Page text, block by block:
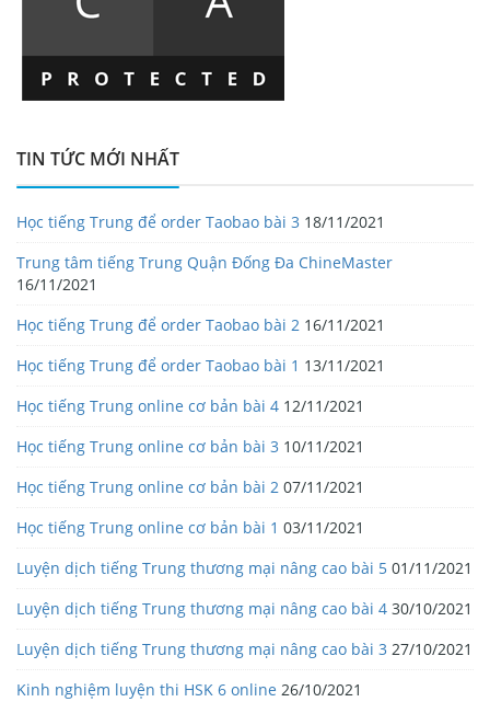
TIN TỨC MỚI NHẤT
Học tiếng Trung để order Taobao bài 3 18/11/2021
Trung tâm tiếng Trung Quận Đống Đa ChineMaster
16/11/2021
Học tiếng Trung để order Taobao bài 2 16/11/2021
Học tiếng Trung để order Taobao bài 1 13/11/2021
Học tiếng Trung online cơ bản bài 4 12/11/2021
Học tiếng Trung online cơ bản bài 3 10/11/2021
Học tiếng Trung online cơ bản bài 2 07/11/2021
Học tiếng Trung online cơ bản bài 1 03/11/2021
Luyện dịch tiếng Trung thương mại nâng cao bài 5 01/11/2021
Luyện dịch tiếng Trung thương mại nâng cao bài 4 30/10/2021
Luyện dịch tiếng Trung thương mại nâng cao bài 3 27/10/2021
Kinh nghiệm luyện thi HSK 6 online 26/10/2021